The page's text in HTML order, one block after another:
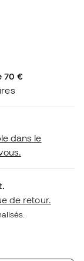
70 €
dans le
de retour.